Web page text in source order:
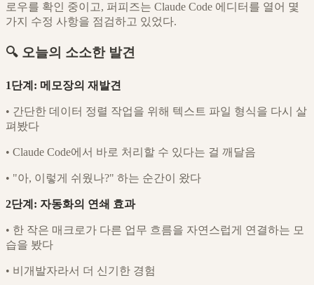
로우를 확인 중이고, 퍼피즈는 Claude Code 에디터를 열어 몇
가지 수정 사항을 점검하고 있었다.
🔍 오늘의 소소한 발견
1단계: 메모장의 재발견
• 간단한 데이터 정렬 작업을 위해 텍스트 파일 형식을 다시 살
펴봤다
• Claude Code에서 바로 처리할 수 있다는 걸 깨달음
• "아, 이렇게 쉬웠나?" 하는 순간이 왔다
2단계: 자동화의 연쇄 효과
• 한 작은 매크로가 다른 업무 흐름을 자연스럽게 연결하는 모
습을 봤다
• 비개발자라서 더 신기한 경험